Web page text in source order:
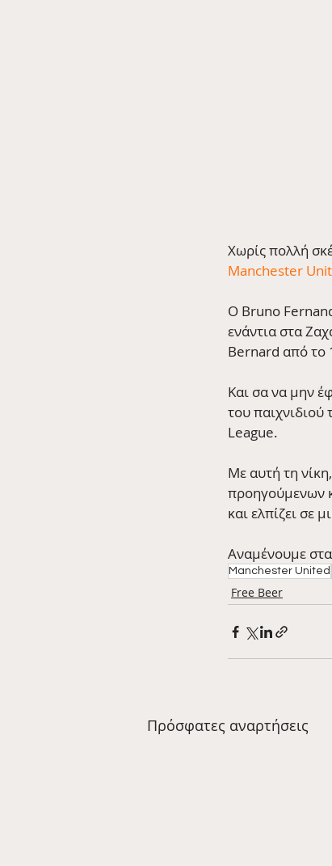
Χωρίς πολλή
Manchester
Ο Bruno
ενάντια στα
Bernard από το
Και σα να μην
του
League.
Με αυτή τη
προηγούμενων
και ελπίζει σε
Αναμένουμε στα
Manchester United
Free Beer
Πρόσφατες αναρτήσεις